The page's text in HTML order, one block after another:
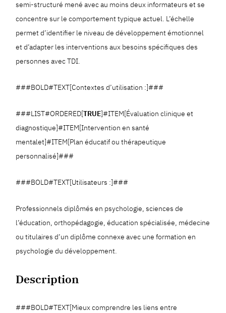
semi-structuré mené avec au moins deux informateurs et se
concentre sur le comportement typique actuel. L’échelle
permet d’identifier le niveau de développement émotionnel
et d’adapter les interventions aux besoins spécifiques des
personnes avec TDI.
###BOLD#TEXT[Contextes d’utilisation :]###
###LIST#ORDERED[TRUE]#ITEM[Évaluation clinique et
diagnostique]#ITEM[Intervention en santé
mentalet]#ITEM[Plan éducatif ou thérapeutique
personnalisé]###
###BOLD#TEXT[Utilisateurs :]###
Professionnels diplômés en psychologie, sciences de
l’éducation, orthopédagogie, éducation spécialisée, médecine
ou titulaires d’un diplôme connexe avec une formation en
psychologie du développement.
Description
###BOLD#TEXT[Mieux comprendre les liens entre